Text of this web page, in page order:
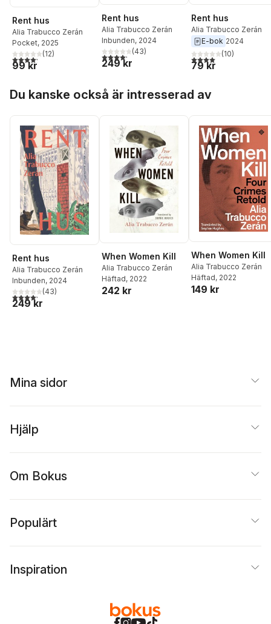
Rent hus
Alia Trabucco Zerán
Pocket, 2025
4,2utav 5 stjärnor. Totalt antal röster:
(12)
99 kr
Rent hus
Alia Trabucco Zerán
Inbunden, 2024
4,2utav 5 stjärnor. Totalt antal röster:
(43)
249 kr
Rent hus
Alia Trabucco Zerán
E-bok 2024
4,0utav 5 stjärnor.
(10)
79 kr
Du kanske också är intresserad av
Rent hus
Alia Trabucco Zerán
Inbunden, 2024
4,2utav 5 stjärnor. Totalt antal röster:
(43)
249 kr
When Women Kill
Alia Trabucco Zerán
Häftad, 2022
242 kr
When Women Kill
Alia Trabucco Zerán
Häftad, 2022
149 kr
Mina sidor
Hjälp
Om Bokus
Populärt
Inspiration